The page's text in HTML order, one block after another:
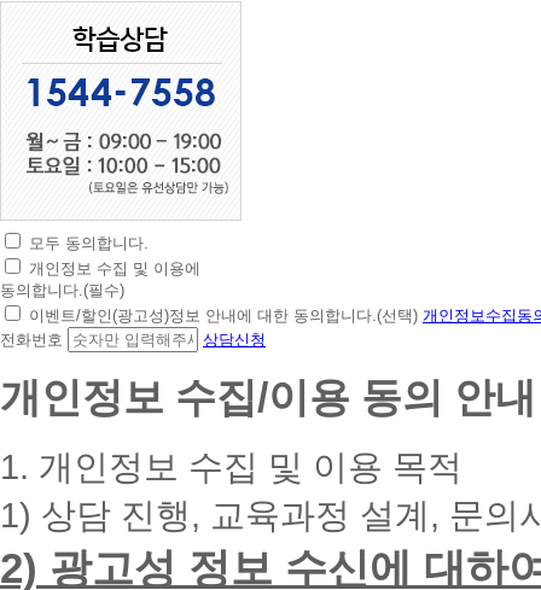
초
간
편
상
담
청
대
폰
입
력
모두 동의합니다.
개인정보 수집 및 이용에
동의합니다.(필수)
이벤트/할인(광고성)정보 안내에 대한 동의합니다.(선택) 개인정보수집동
전화번호
상담신청
개인정보 수집/이용 동의 안내
1. 개인정보 수집 및 이용 목적
1) 상담 진행, 교육과정 설계, 문의
2) 광고성 정보 수신에 대하